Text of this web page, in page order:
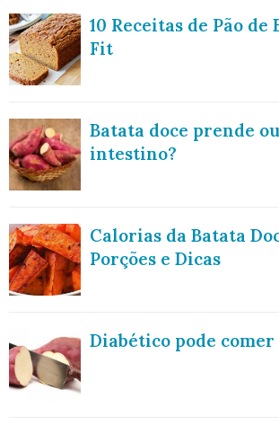
10 Receitas de Pão de
Fit
Batata doce prende
intestino?
Calorias da Batata
Porções e Dicas
Diabético pode comer